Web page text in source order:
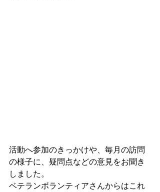
活動へ参加のきっかけや、毎月の訪問
の様子に、疑問点などの意見をお聞き
しました。
ベテランボランティアさんからはこれ